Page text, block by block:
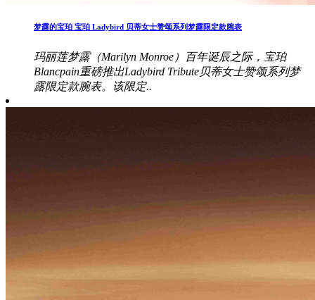
梦露的宝珀 宝珀 Ladybird 贝蒂女士赞颂系列梦露限定款腕表
玛丽莲梦露（Marilyn Monroe）百年诞辰之际，宝珀
Blancpain重磅推出Ladybird Tribute贝蒂女士赞颂系列梦
露限定款腕表。该限定..